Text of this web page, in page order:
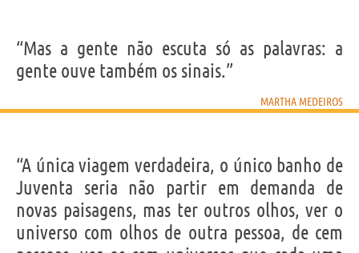
“Mas a gente não escuta só as palavras: a
gente ouve também os sinais.”
MARTHA MEDEIROS
“A única viagem verdadeira, o único banho de
Juventa seria não partir em demanda de
novas paisagens, mas ter outros olhos, ver o
universo com olhos de outra pessoa, de cem